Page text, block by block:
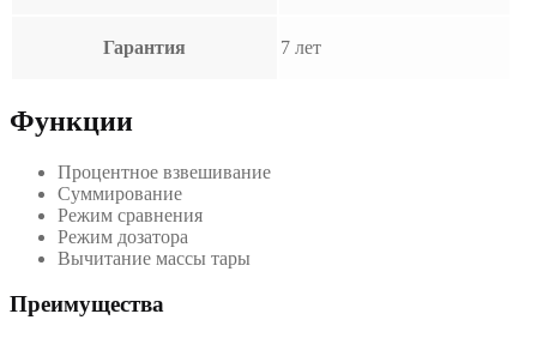
Гарантия 7 лет
Функции
Процентное взвешивание
Суммирование
Режим сравнения
Режим дозатора
Вычитание массы тары
Преимущества